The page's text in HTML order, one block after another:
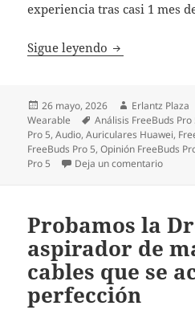
experiencia tras casi 1 mes
Sigue leyendo Probamos lo
Publicado
el
26 mayo, 2026 Autor
Erlantz Plaza
Wearable
Etiquetas
Análisis FreeBuds Pro
Pro 5,Audio,Auriculares Huawei,
FreeBuds Pro 5,Opinión FreeBuds
Pro 5
Deja un comentarioen
Probamos la
aspirador de
cables que se
perfección